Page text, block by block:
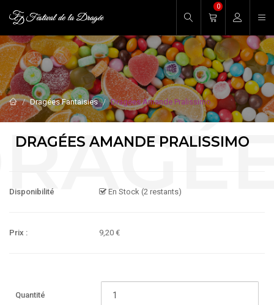
0
Dragées Fantaisies Dragées Amande Pralissimo
DRAGÉES AMANDE PRALISSIMO
Disponibilité En Stock (2 restants)
Prix : 9,20 €
Quantité